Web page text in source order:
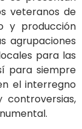
veteranos de
y producción
agrupaciones
para las
para siempre
el interregno